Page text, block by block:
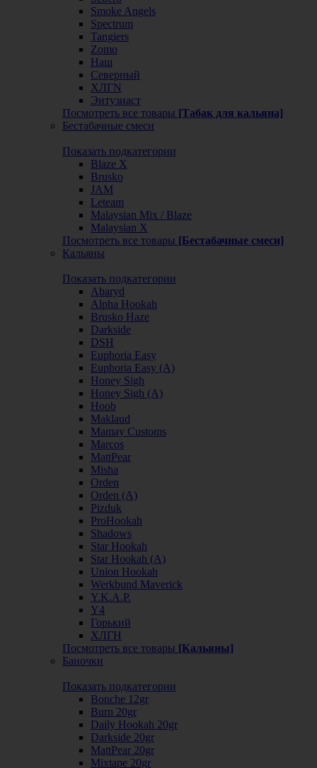
Smoke Angels
Spectrum
Tangiers
Zomo
Наш
Северный
ХЛГN
Энтузиаст
Посмотреть все товары [Табак для кальяна]
Бестабачные смеси
Показать подкатегории
Blaze X
Brusko
JAM
Leteam
Malaysian Mix / Blaze
Malaysian X
Посмотреть все товары [Бестабачные смеси]
Кальяны
Показать подкатегории
Abaryd
Alpha Hookah
Brusko Haze
Darkside
DSH
Euphoria Easy
Euphoria Easy (А)
Honey Sigh
Honey Sigh (А)
Hoob
Maklaud
Mamay Customs
Marcos
MattPear
Misha
Orden
Orden (А)
Pizduk
ProHookah
Shadows
Star Hookah
Star Hookah (А)
Union Hookah
Werkbund Maverick
Y.K.A.P.
Y4
Горький
ХЛГН
Посмотреть все товары [Кальяны]
Баночки
Показать подкатегории
Bonche 12gr
Burn 20gr
Daily Hookah 20gr
Darkside 20gr
MattPear 20gr
Mixtape 20gr